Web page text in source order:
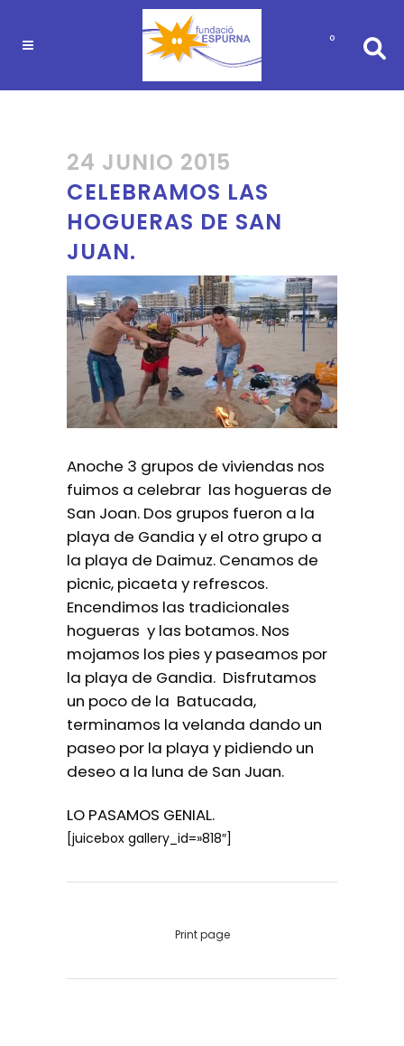
0
24 JUNIO 2015
CELEBRAMOS LAS
HOGUERAS DE SAN
JUAN.
Anoche 3 grupos de viviendas nos
fuimos a celebrar las hogueras de
San Joan. Dos grupos fueron a la
playa de Gandia y el otro grupo a
la playa de Daimuz. Cenamos de
picnic, picaeta y refrescos.
Encendimos las tradicionales
hogueras y las botamos. Nos
mojamos los pies y paseamos por
la playa de Gandia. Disfrutamos
un poco de la Batucada,
terminamos la velanda dando un
paseo por la playa y pidiendo un
deseo a la luna de San Juan.
LO PASAMOS GENIAL.
[juicebox gallery_id=»818″]
Print page